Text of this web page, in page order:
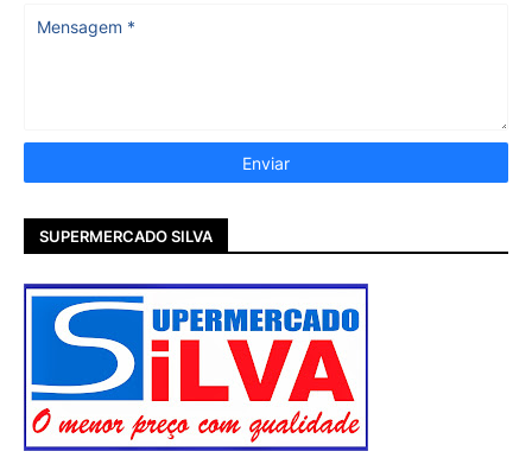
SUPERMERCADO SILVA